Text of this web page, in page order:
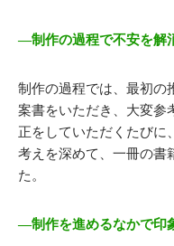
―制作の過程で不安を解
制作の過程では、最初の
案書をいただき、大変参
正をしていただくたびに
考えを深めて、一冊の書
た。
―制作を進めるなかで印